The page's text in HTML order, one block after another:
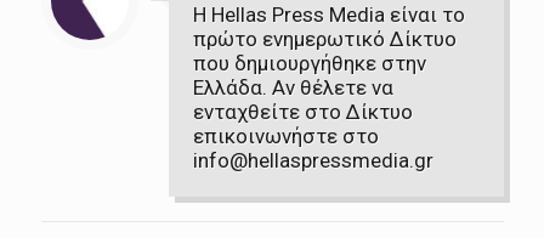
Η Hellas Press Media είναι το
πρώτο ενημερωτικό Δίκτυο
που δημιουργήθηκε στην
Ελλάδα. Αν θέλετε να
ενταχθείτε στο Δίκτυο
επικοινωνήστε στο
info@hellaspressmedia.gr